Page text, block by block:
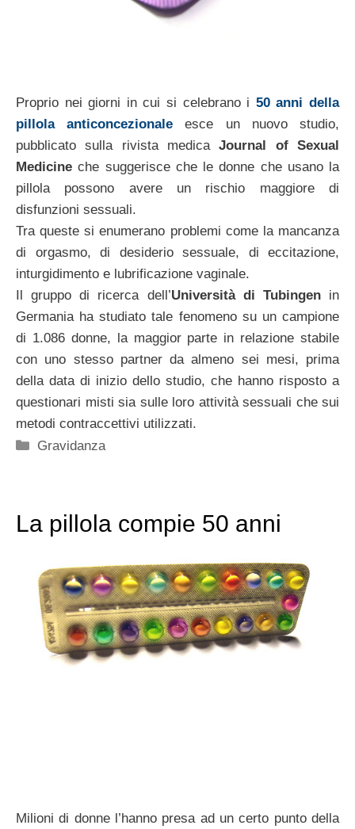
Proprio nei giorni in cui si celebrano i 50 anni della
pillola anticoncezionale esce un nuovo studio,
pubblicato sulla rivista medicaJournal of Sexual
Medicine che suggerisce che le donne che usano la
pillola possono avere un rischio maggiore di
disfunzioni sessuali.
Tra queste si enumerano problemi come la mancanza
di orgasmo, di desiderio sessuale, di eccitazione,
inturgidimento e lubrificazione vaginale.
Il gruppo di ricerca dell’Università di Tubingenin
Germania ha studiato tale fenomeno su un campione
di 1.086 donne, la maggior parte in relazione stabile
con uno stesso partner da almeno sei mesi, prima
della data di inizio dello studio, che hanno risposto a
questionari misti sia sulle loro attività sessuali che sui
metodi contraccettivi utilizzati.
Categorie
Gravidanza
La pillola compie 50 anni
Milioni di donne l’hanno presa ad un certo punto della